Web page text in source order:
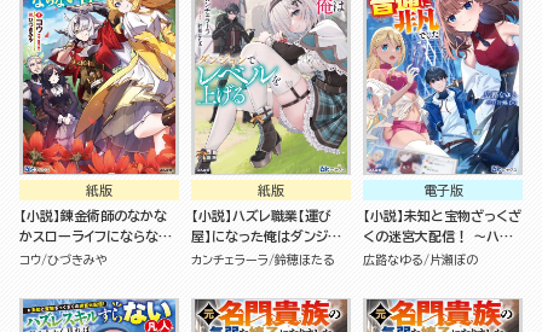
紙版
【小説】錬金術師のなかな
かスローライフにならない
日々
コウ ひづきみや
紙版
【小説】ハズレ職業【運び
屋】になった俺はダンジョン
でレベルを上げる
カンチェラーラ 鈴穂ほたる
電子版
【小説】未知と宝物ざっくざ
くの迷宮大配信！ ～ハズ
レスキルすらない凡人、見
でした～
広路なゆる 片瀬ぼの